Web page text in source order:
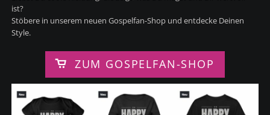
ist?
Stöbere in unserem neuen Gospelfan-Shop und entdecke Deinen
Style.
ZUM GOSPELFAN-SHOP